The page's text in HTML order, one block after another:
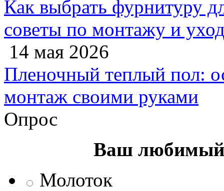
Как выбрать фурнитуру
советы по монтажу и
14 мая 2026
Пленочный теплый пол:
монтаж своими руками
Опрос
Ваш любимый
Молоток